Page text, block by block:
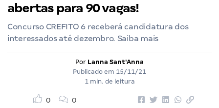
abertas para 90 vagas!
Concurso CREFITO 6 receberá candidatura dos
interessados até dezembro. Saiba mais
Por Lanna Sant'Anna
Publicado em 15/11/21
1 min. de leitura
0 0